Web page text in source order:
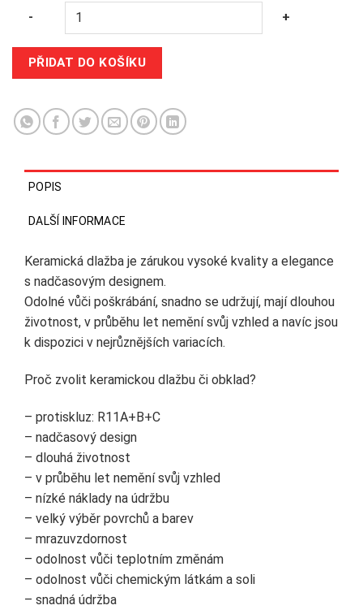
- +
PŘIDAT DO KOŠÍKU
POPIS
DALŠÍ INFORMACE
Keramická dlažba je zárukou vysoké kvality a elegance
s nadčasovým designem.
Odolné vůči poškrábání, snadno se udržují, mají dlouhou
životnost, v průběhu let nemění svůj vzhled a navíc jsou
k dispozici v nejrůznějších variacích.
Proč zvolit keramickou dlažbu či obklad?
– protiskluz: R11A+B+C
– nadčasový design
– dlouhá životnost
– v průběhu let nemění svůj vzhled
– nízké náklady na údržbu
– velký výběr povrchů a barev
– mrazuvzdornost
– odolnost vůči teplotním změnám
– odolnost vůči chemickým látkám a soli
– snadná údržba